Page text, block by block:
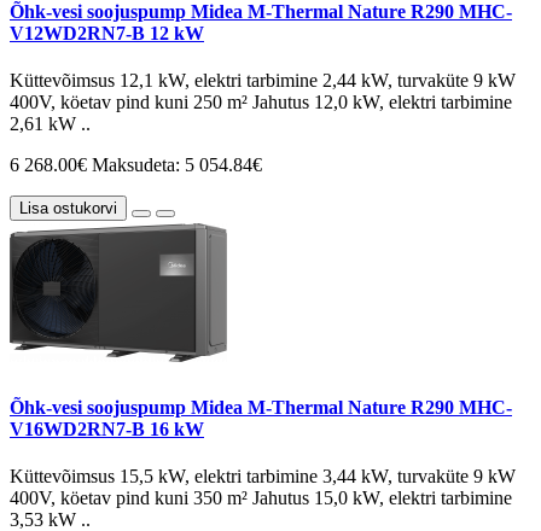
Õhk-vesi soojuspump Midea M-Thermal Nature R290 MHC-
V12WD2RN7-B 12 kW
Küttevõimsus 12,1 kW, elektri tarbimine 2,44 kW, turvaküte 9 kW
400V, köetav pind kuni 250 m² Jahutus 12,0 kW, elektri tarbimine
2,61 kW ..
6 268.00€ Maksudeta: 5 054.84€
Lisa ostukorvi
Õhk-vesi soojuspump Midea M-Thermal Nature R290 MHC-
V16WD2RN7-B 16 kW
Küttevõimsus 15,5 kW, elektri tarbimine 3,44 kW, turvaküte 9 kW
400V, köetav pind kuni 350 m² Jahutus 15,0 kW, elektri tarbimine
3,53 kW ..